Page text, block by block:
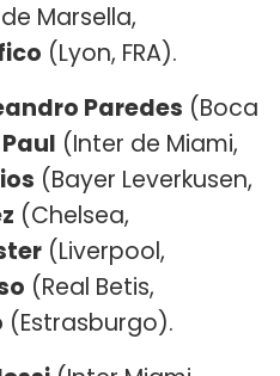
Marsella,
(Lyon, FRA).
Paredes (Boca
(Inter de Miami,
(Bayer Leverkusen,
(Chelsea,
(Liverpool,
(Real Betis,
(Estrasburgo).